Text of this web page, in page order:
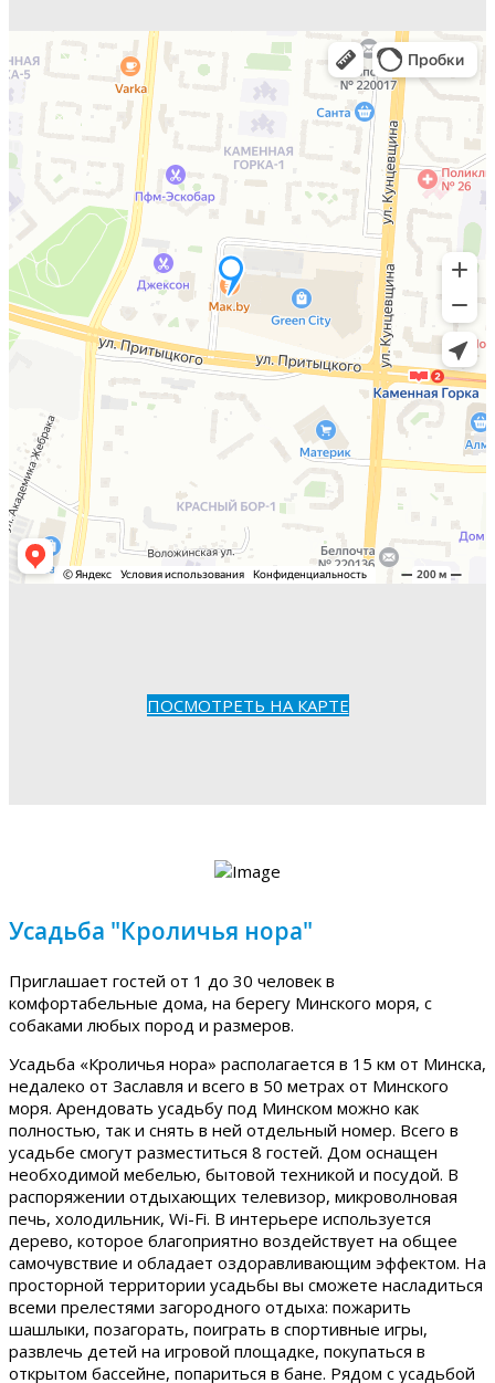
ПОСМОТРЕТЬ НА КАРТЕ
Усадьба "Кроличья нора"
Приглашает гостей от 1 до 30 человек в
комфортабельные дома, на берегу Минского моря, с
собаками любых пород и размеров.
Усадьба «Кроличья нора» располагается в 15 км от Минска,
недалеко от Заславля и всего в 50 метрах от Минского
моря. Арендовать усадьбу под Минском можно как
полностью, так и снять в ней отдельный номер. Всего в
усадьбе смогут разместиться 8 гостей. Дом оснащен
необходимой мебелью, бытовой техникой и посудой. В
распоряжении отдыхающих телевизор, микроволновая
печь, холодильник, Wi-Fi. В интерьере используется
дерево, которое благоприятно воздействует на общее
самочувствие и обладает оздоравливающим эффектом. На
просторной территории усадьбы вы сможете насладиться
всеми прелестями загородного отдыха: пожарить
шашлыки, позагорать, поиграть в спортивные игры,
развлечь детей на игровой площадке, покупаться в
открытом бассейне, попариться в бане. Рядом с усадьбой